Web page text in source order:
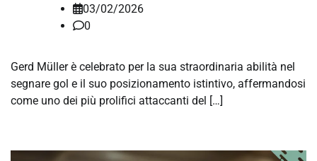
03/02/2026
0
Gerd Müller è celebrato per la sua straordinaria abilità nel
segnare gol e il suo posizionamento istintivo, affermandosi
come uno dei più prolifici attaccanti del […]